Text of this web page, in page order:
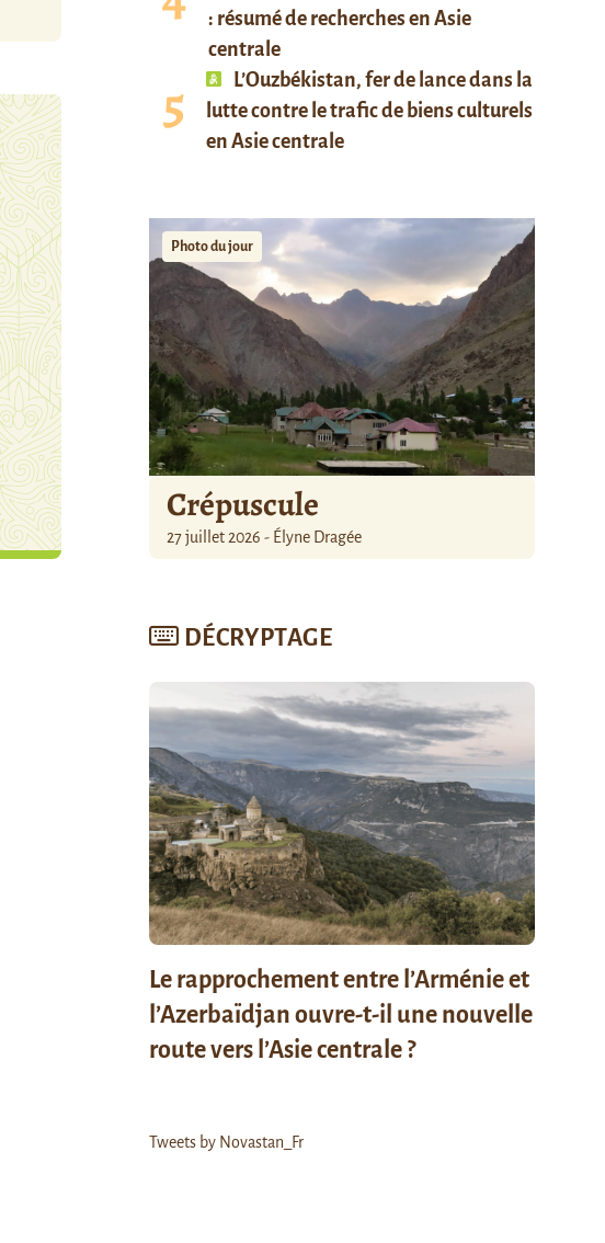
: résumé de recherches en Asie
centrale
L’Ouzbékistan, fer de lance dans la
lutte contre le trafic de biens culturels
en Asie centrale
Photo du jour
Crépuscule
27 juillet 2026 - Élyne Dragée
DÉCRYPTAGE
Le rapprochement entre l’Arménie et
l’Azerbaïdjan ouvre-t-il une nouvelle
route vers l’Asie centrale ?
Tweets by Novastan_Fr